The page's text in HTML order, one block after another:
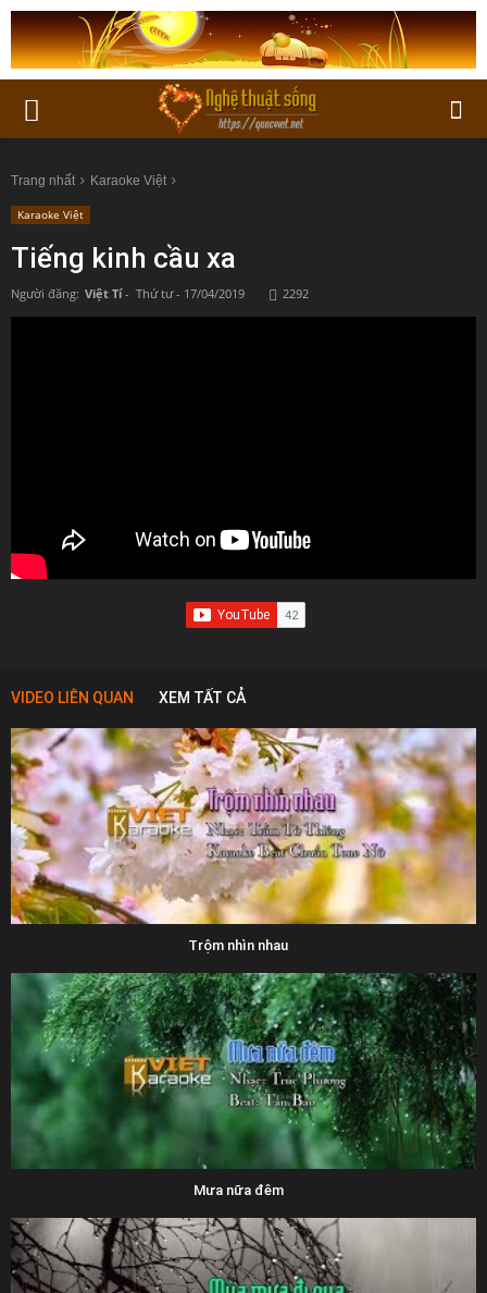
Trang nhất Karaoke Việt
Karaoke Việt
Tiếng kinh cầu xa
Người đăng: Việt Tí - Thứ tư - 17/04/2019 2292
VIDEO LIÊN QUAN XEM TẤT CẢ
Trộm nhìn nhau
Mưa nữa đêm